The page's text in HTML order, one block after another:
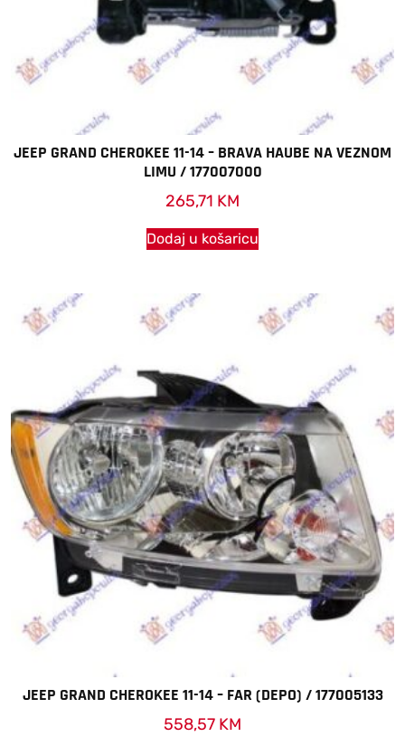
JEEP GRAND CHEROKEE 11-14 – BRAVA HAUBE NA VEZNOM
LIMU / 177007000
265,71 KM
Dodaj u košaricu
JEEP GRAND CHEROKEE 11-14 – FAR (DEPO) / 177005133
558,57 KM